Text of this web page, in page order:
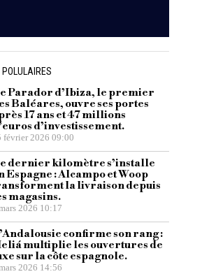
Parador d’Ibiza, le premier
Baléares, ouvre ses portes
17 ans et 47 millions
d’investissement.
février 2026 09:00
dernier kilomètre s’installe
Espagne : Alcampo et Woop
la livraison depuis
magasins.
2026 10:17
confirme son rang :
multiplie les ouvertures de
sur la côte espagnole.
2026 14:56